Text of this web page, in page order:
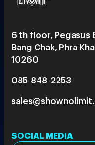
6 th floor, Pegasus
Bang Chak, Phra
10260
085-848-2253
SOCIAL MEDIA